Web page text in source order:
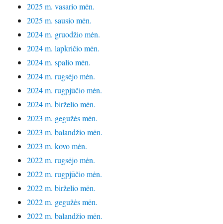
2025 m. vasario mėn.
2025 m. sausio mėn.
2024 m. gruodžio mėn.
2024 m. lapkričio mėn.
2024 m. spalio mėn.
2024 m. rugsėjo mėn.
2024 m. rugpjūčio mėn.
2024 m. birželio mėn.
2023 m. gegužės mėn.
2023 m. balandžio mėn.
2023 m. kovo mėn.
2022 m. rugsėjo mėn.
2022 m. rugpjūčio mėn.
2022 m. birželio mėn.
2022 m. gegužės mėn.
2022 m. balandžio mėn.